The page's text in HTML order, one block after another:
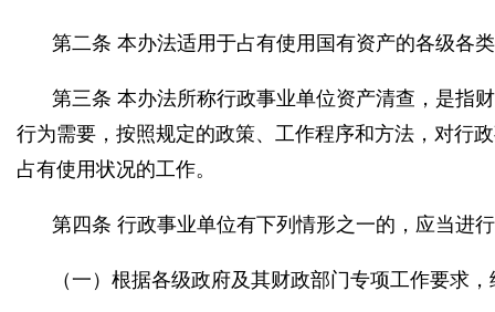
第二条 本办法适用于占有使用国有资产的各级各
第三条 本办法所称行政事业单位资产清查，是指
行为需要，按照规定的政策、工作程序和方法，对行
占有使用状况的工作。
第四条 行政事业单位有下列情形之一的，应当进
（一）根据各级政府及其财政部门专项工作要求